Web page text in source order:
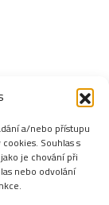
a/nebo přístupu
Souhlas s
je chování při
nebo odvolání